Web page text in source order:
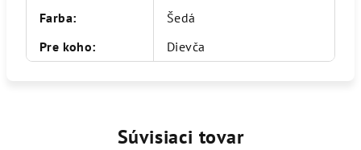
Farba:
Šedá
Pre koho: Dievča
Súvisiaci tovar